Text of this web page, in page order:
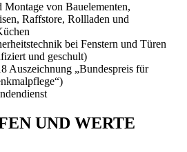
von Bauelementen,
Raffstore, Rollladen und
bei Fenstern und Türen
und geschult)
Auszeichnung „Bundespreis für
UND WERTE